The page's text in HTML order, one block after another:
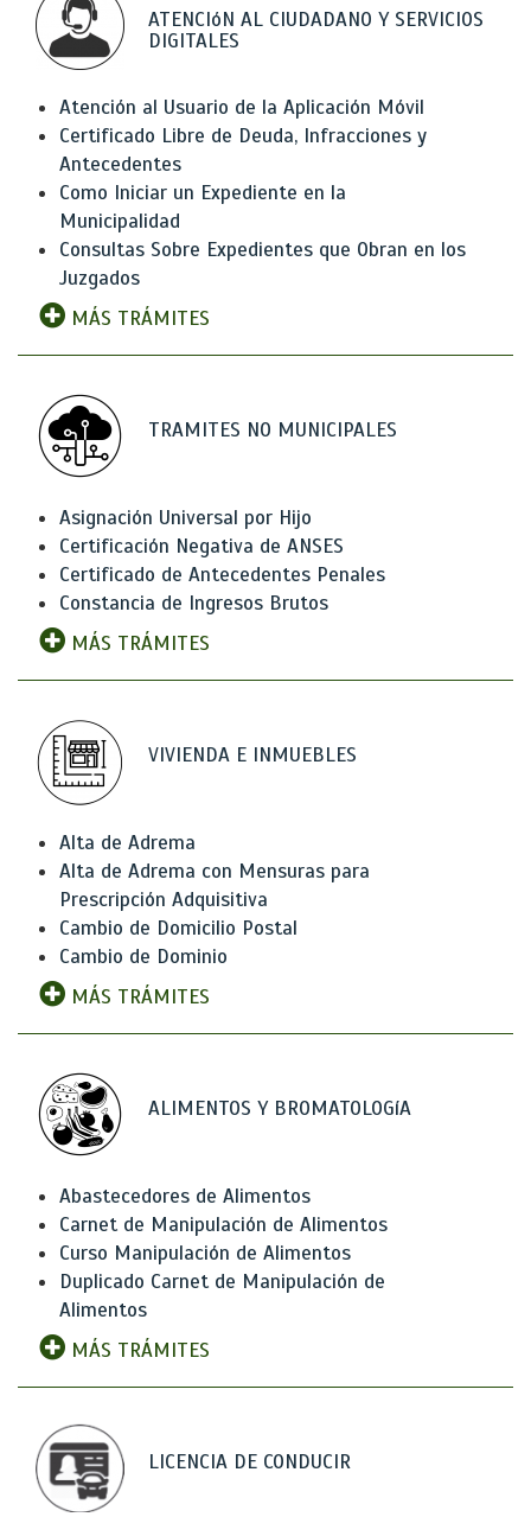
ATENCIóN AL CIUDADANO Y SERVICIOS
DIGITALES
Atención al Usuario de la Aplicación Móvil
Certificado Libre de Deuda, Infracciones y
Antecedentes
Como Iniciar un Expediente en la
Municipalidad
Consultas Sobre Expedientes que Obran en los
Juzgados
MÁS TRÁMITES
TRAMITES NO MUNICIPALES
Asignación Universal por Hijo
Certificación Negativa de ANSES
Certificado de Antecedentes Penales
Constancia de Ingresos Brutos
MÁS TRÁMITES
VIVIENDA E INMUEBLES
Alta de Adrema
Alta de Adrema con Mensuras para
Prescripción Adquisitiva
Cambio de Domicilio Postal
Cambio de Dominio
MÁS TRÁMITES
ALIMENTOS Y BROMATOLOGíA
Abastecedores de Alimentos
Carnet de Manipulación de Alimentos
Curso Manipulación de Alimentos
Duplicado Carnet de Manipulación de
Alimentos
MÁS TRÁMITES
LICENCIA DE CONDUCIR